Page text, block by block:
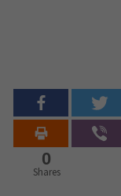
0
Shares